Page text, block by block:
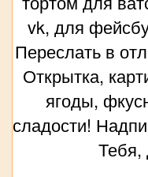
vk, для
Переслать в
Открытка,
ягоды,
сладости!
Тебя,